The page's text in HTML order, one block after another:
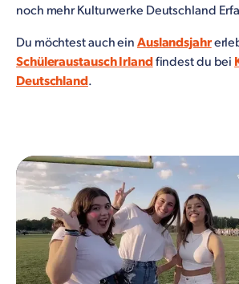
noch mehr Kulturwerke Deutschland
Du möchtest auch ein Auslandsjahr
Schüleraustausch Irlandfindest du bei
Deutschland.